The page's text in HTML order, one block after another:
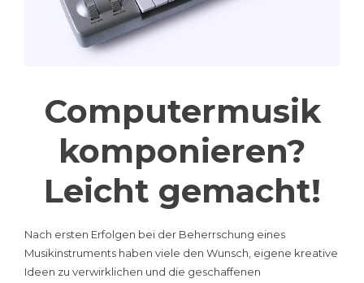
Computermusik
komponieren?
Leicht gemacht!
Nach ersten Erfolgen bei der Beherrschung eines
Musikinstruments haben viele den Wunsch, eigene kreative
Ideen zu verwirklichen und die geschaffenen